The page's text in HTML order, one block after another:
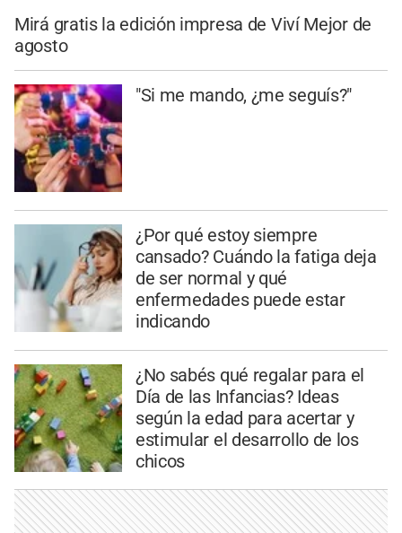
Mirá gratis la edición impresa de Viví Mejor de
agosto
"Si me mando, ¿me seguís?"
¿Por qué estoy siempre
cansado? Cuándo la fatiga deja
de ser normal y qué
enfermedades puede estar
indicando
¿No sabés qué regalar para el
Día de las Infancias? Ideas
según la edad para acertar y
estimular el desarrollo de los
chicos